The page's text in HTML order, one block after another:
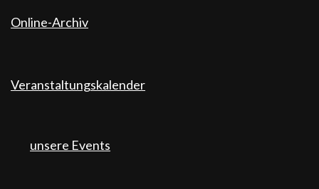
Online-Archiv
Veranstaltungskalender
unsere Events